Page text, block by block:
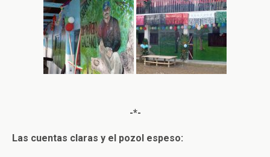
-*-
Las cuentas claras y el pozol espeso: